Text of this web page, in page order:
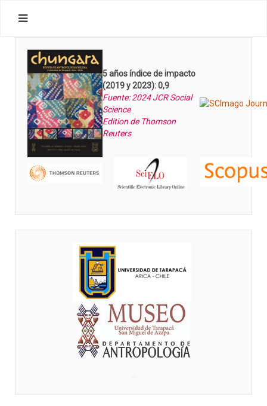
5 años índice de impacto
(2019 y 2023): 0,9
Fuente: 2024 JCR Social
Science
Edition de Thomson
Reuters